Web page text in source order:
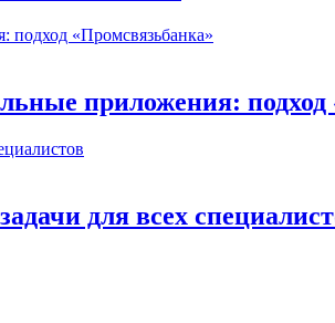
приложения: подход
для всех